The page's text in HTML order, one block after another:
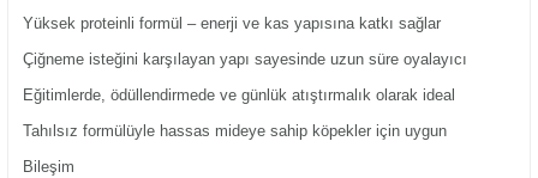
Yüksek proteinli formül – enerji ve kas yapısına katkı sağlar
Çiğneme isteğini karşılayan yapı sayesinde uzun süre oyalayıcı
Eğitimlerde, ödüllendirmede ve günlük atıştırmalık olarak ideal
Tahılsız formülüyle hassas mideye sahip köpekler için uygun
Bileşim